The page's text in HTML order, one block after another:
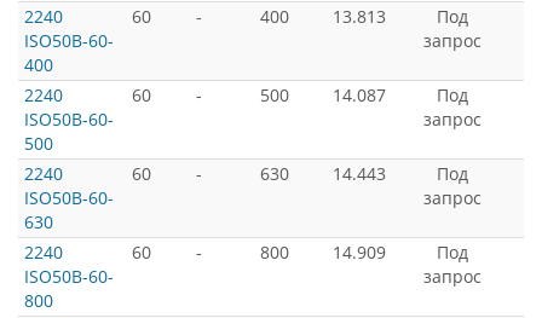
2240
ISO50B-60-
400
60 - 400 13.813
Под
запрос
2240
ISO50B-60-
500
60 - 500 14.087
Под
запрос
2240
ISO50B-60-
630
60 - 630 14.443
Под
запрос
2240
ISO50B-60-
800
60 - 800 14.909
Под
запрос